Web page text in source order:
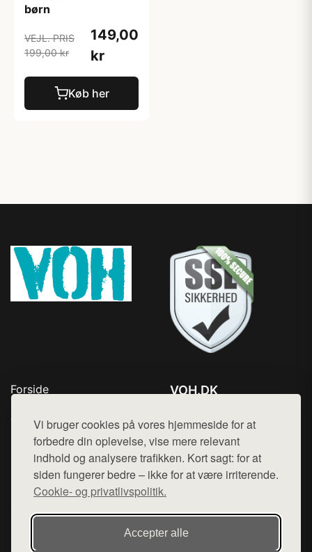
Vi bruger cookies på vores hjemmeside for at
forbedre din oplevelse, vise mere relevant
indhold og analysere trafikken. Kort sagt: for at
siden fungerer bedre – ikke for at være irriterende.
Cookie- og privatlivspolitik.
Accepter alle
børn
VEJL. PRIS
199,00 kr
149,00
kr
Køb her
Forside
Top Rabatter
Kontakt
VOH.DK
Mail: hej@want.dk
Cookie- og privatlivspolitik
Denne side er en del af want.dk, der udgiver en række
hjemmesider med præsentation af forskellige produkter fra